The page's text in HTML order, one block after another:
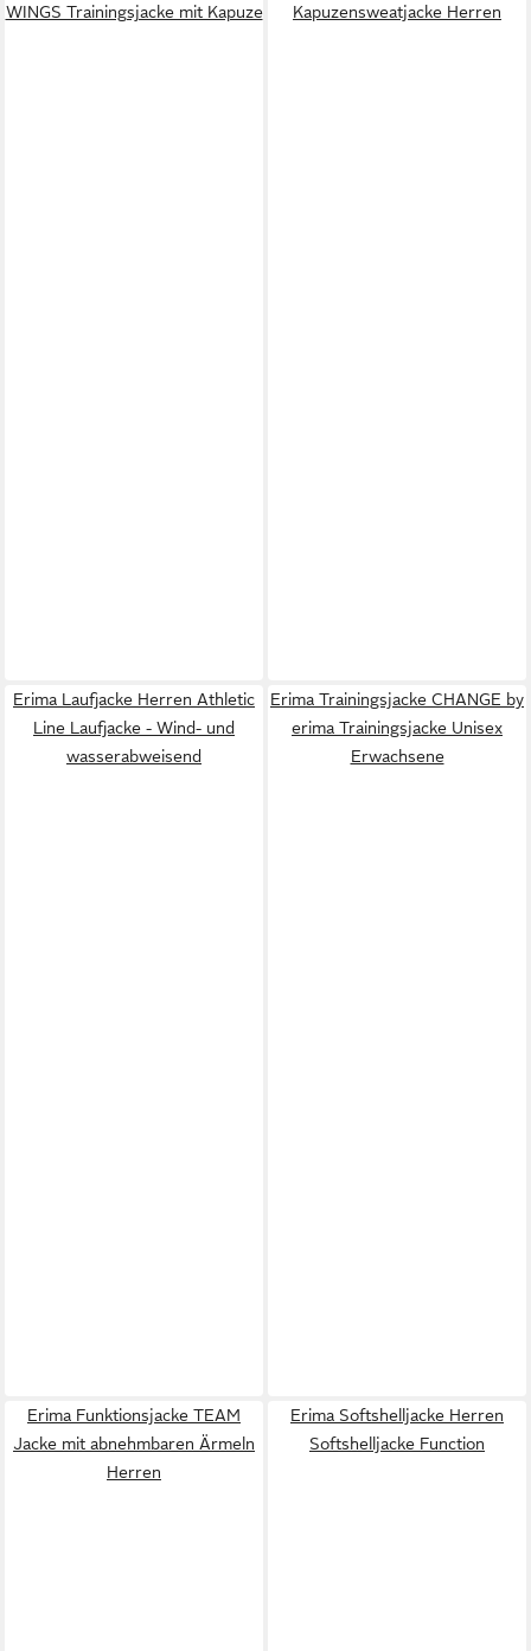
WINGS Trainingsjacke mit Kapuze
Kapuzensweatjacke Herren
Erima Laufjacke Herren Athletic
Line Laufjacke - Wind- und
wasserabweisend
Erima Trainingsjacke CHANGE by
erima Trainingsjacke Unisex
Erwachsene
Erima Funktionsjacke TEAM
Jacke mit abnehmbaren Ärmeln
Herren
Erima Softshelljacke Herren
Softshelljacke Function